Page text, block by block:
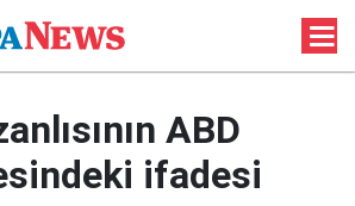
ABD
ifadesi